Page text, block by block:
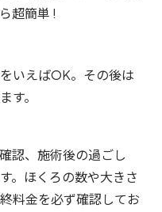
超簡単 !
いえばOK。その後は
す。
認、施術後の過ごし
。ほくろの数や大きさ
料金を必ず確認してお